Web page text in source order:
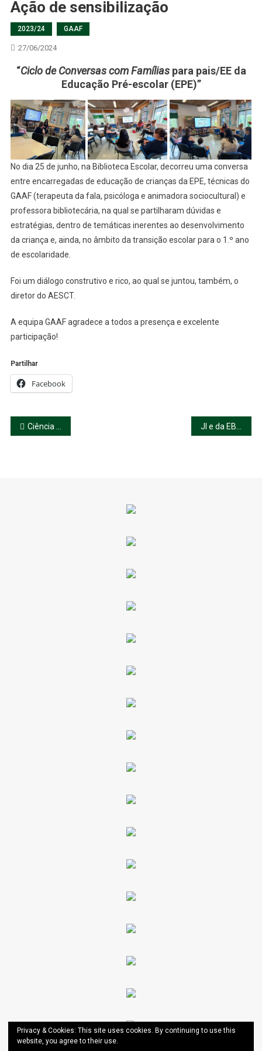
Ação de sensibilização
2023/24 GAAF
27/06/2024
“Ciclo de Conversas com Famíliaspara pais/EE da
Educação Pré-escolar (EPE)”
No dia 25 de junho, na Biblioteca Escolar, decorreu uma conversa
entre encarregadas de educação de crianças da EPE, técnicas do
GAAF (terapeuta da fala, psicóloga e animadora sociocultural) e
professora bibliotecária, na qual se partilharam dúvidas e
estratégias, dentro de temáticas inerentes ao desenvolvimento
da criança e, ainda, no âmbito da transição escolar para o 1.º ano
de escolaridade.
Foi um diálogo construtivo e rico, ao qual se juntou, também, o
diretor do AESCT.
A equipa GAAF agradece a todos a presença e excelente
participação!
Partilhar
Facebook
Navegação
Ciência Viva no pátio da EBI – conclusão
Privacy & Cookies: This site uses cookies. By continuing to use this
website, you agree to their use.